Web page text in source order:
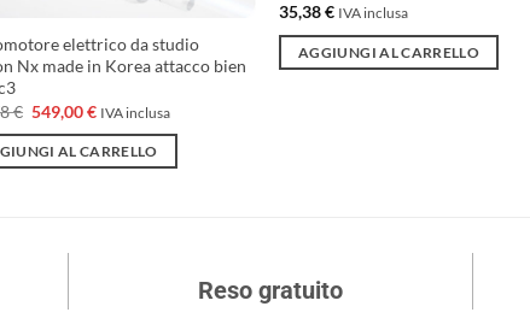
elettrico da studio
Nx made in Korea attacco bien
€ Il
prezzo
originale
era:
549,00€Il
attuale
è:
IVA inclusa
AL CARRELLO
35,38€ IVA inclusa
AGGIUNGI AL CARRELLO
Reso gratuito